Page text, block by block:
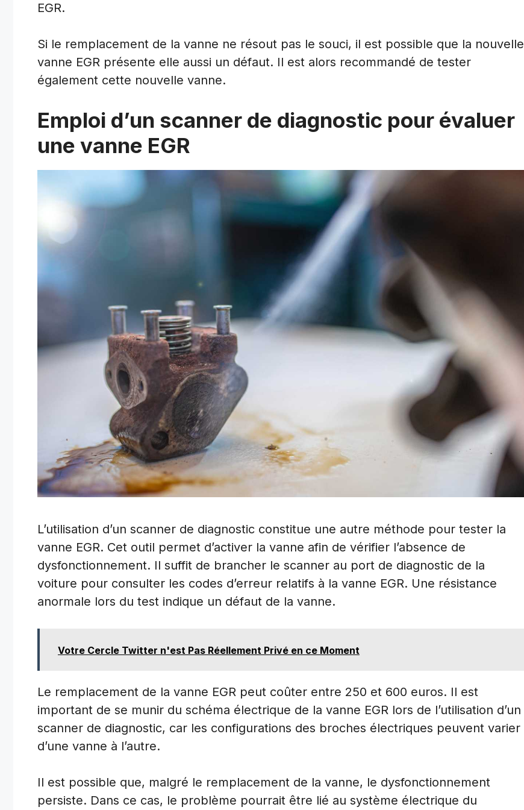
EGR.
Si le remplacement de la vanne ne résout pas le souci, il est possible que la nouvelle
vanne EGR présente elle aussi un défaut. Il est alors recommandé de tester
également cette nouvelle vanne.
Emploi d’un scanner de diagnostic pour évaluer
une vanne EGR
L’utilisation d’un scanner de diagnostic constitue une autre méthode pour tester la
vanne EGR. Cet outil permet d’activer la vanne afin de vérifier l’absence de
dysfonctionnement. Il suffit de brancher le scanner au port de diagnostic de la
voiture pour consulter les codes d’erreur relatifs à la vanne EGR. Une résistance
anormale lors du test indique un défaut de la vanne.
Votre Cercle Twitter n'est Pas Réellement Privé en ce Moment
Le remplacement de la vanne EGR peut coûter entre 250 et 600 euros. Il est
important de se munir du schéma électrique de la vanne EGR lors de l’utilisation d’un
scanner de diagnostic, car les configurations des broches électriques peuvent varier
d’une vanne à l’autre.
Il est possible que, malgré le remplacement de la vanne, le dysfonctionnement
persiste. Dans ce cas, le problème pourrait être lié au système électrique du